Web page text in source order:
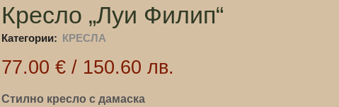
Кресло „Луи Филип“
Категории: КРЕСЛА
77.00 € / 150.60 лв.
Стилно кресло с дамаска